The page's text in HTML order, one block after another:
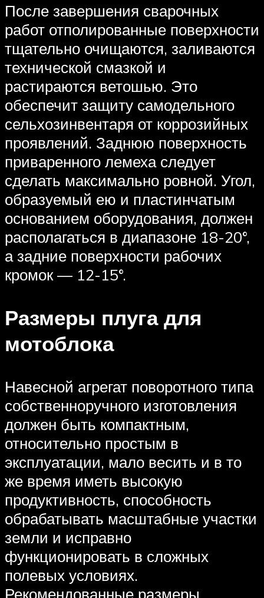
После завершения сварочных
работ отполированные поверхности
тщательно очищаются, заливаются
технической смазкой и
растираются ветошью. Это
обеспечит защиту самодельного
сельхозинвентаря от коррозийных
проявлений. Заднюю поверхность
приваренного лемеха следует
сделать максимально ровной. Угол,
образуемый ею и пластинчатым
основанием оборудования, должен
располагаться в диапазоне 18-20°,
а задние поверхности рабочих
кромок — 12-15°.
Размеры плуга для
мотоблока
Навесной агрегат поворотного типа
собственноручного изготовления
должен быть компактным,
относительно простым в
эксплуатации, мало весить и в то
же время иметь высокую
продуктивность, способность
обрабатывать масштабные участки
земли и исправно
функционировать в сложных
полевых условиях.
Рекомендованные размеры